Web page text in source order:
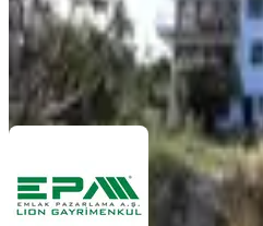
EMLAK PAZARLAMA A.Ş
Olgun
Ara